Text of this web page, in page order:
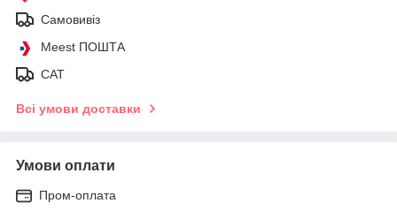
Самовивіз
Meest ПОШТА
САТ
Всі умови доставки
Умови оплати
Пром-оплата